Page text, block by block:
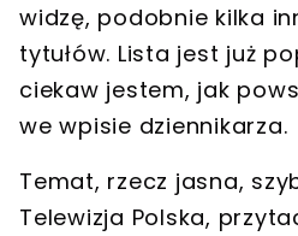
widzę, podobnie kilka
tytułów. Lista jest już
ciekaw jestem, jak
we wpisie dziennikarza.
Temat, rzecz jasna,
Telewizja Polska,